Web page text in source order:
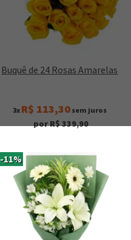
Buquê de 24 Rosas Amarelas
3x R$ 113,30sem juros
por R$ 339,90
-11%